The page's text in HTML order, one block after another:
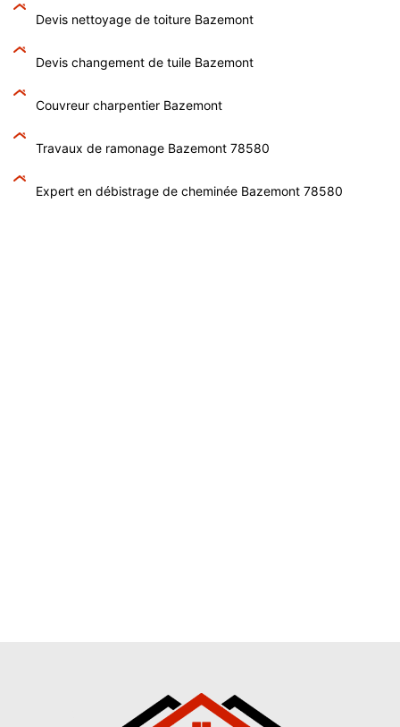
Devis nettoyage de toiture Bazemont
Devis changement de tuile Bazemont
Couvreur charpentier Bazemont
Travaux de ramonage Bazemont 78580
Expert en débistrage de cheminée Bazemont 78580